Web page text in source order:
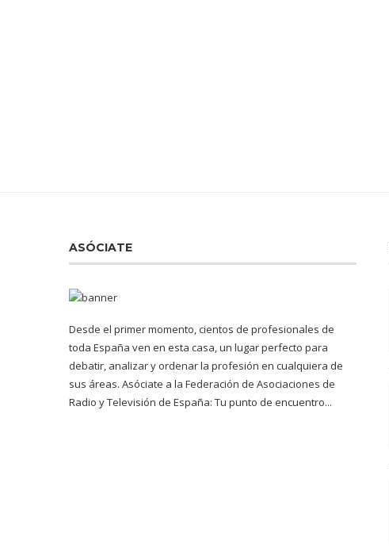
ASÓCIATE
Desde el primer momento, cientos de profesionales de
toda España ven en esta casa, un lugar perfecto para
debatir, analizar y ordenar la profesión en cualquiera de
sus áreas. Asóciate a la Federación de Asociaciones de
Radio y Televisión de España: Tu punto de encuentro...